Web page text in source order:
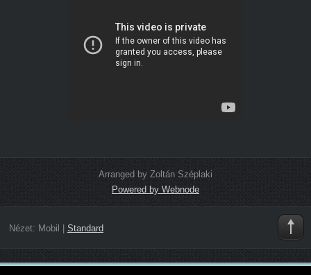
Arranged by Zoltán Széplaki
Powered by Webnode
Nézet: Mobil | Standard